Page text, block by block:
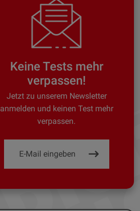
Keine Tests mehr
verpassen!
Jetzt zu unserem Newsletter
anmelden und keinen Test mehr
verpassen.